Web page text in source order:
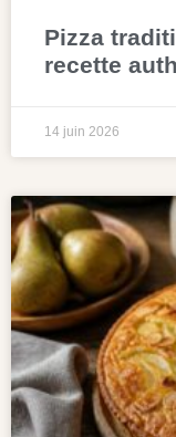
Pizza
recette
14 juin 2026